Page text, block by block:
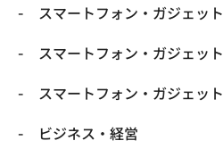
スマートフォン・ガジェット
スマートフォン・ガジェット
スマートフォン・ガジェット
ビジネス・経営